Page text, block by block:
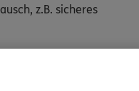
z.B. sicheres